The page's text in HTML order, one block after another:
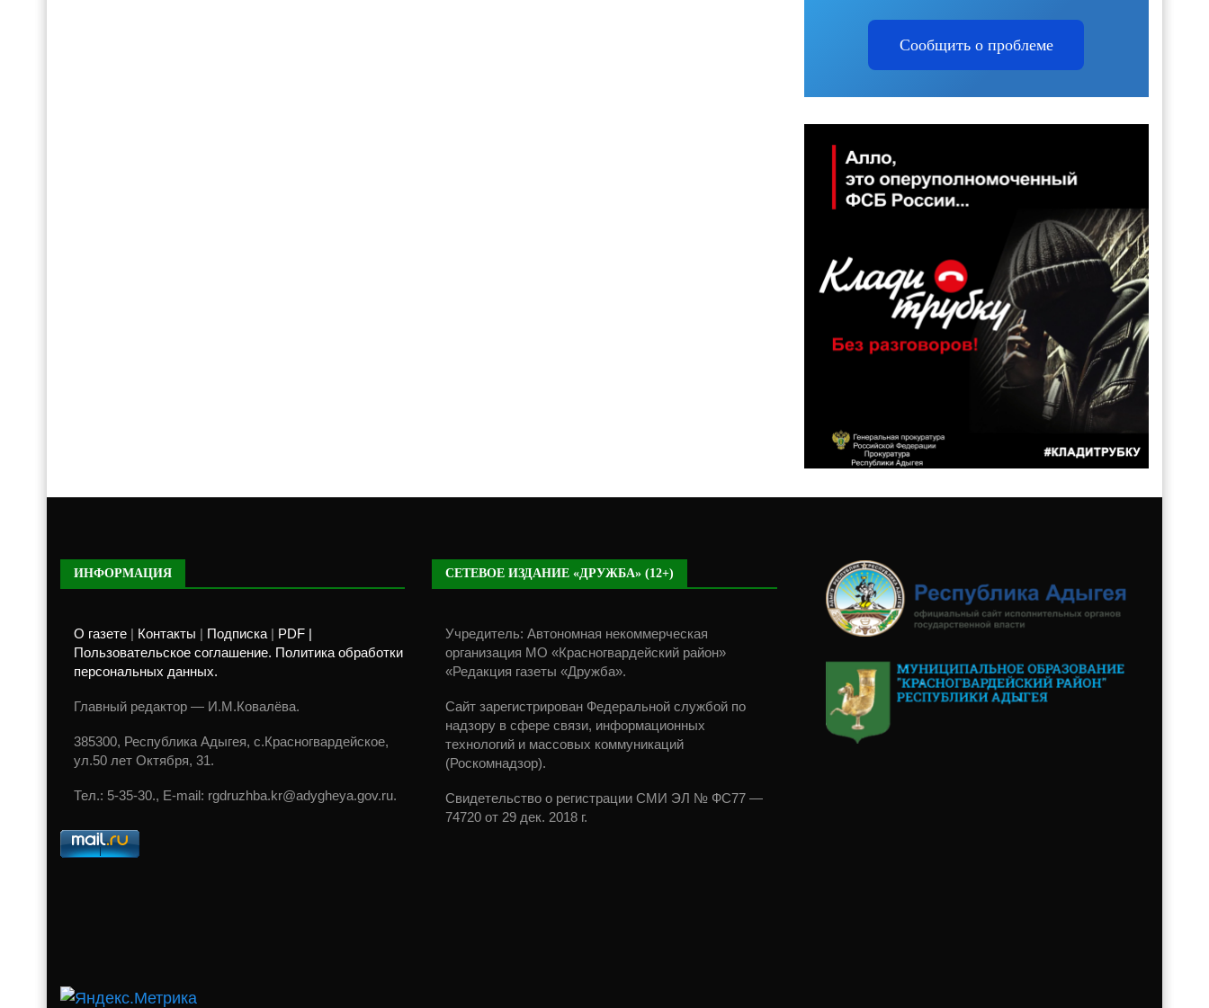
Сообщить о проблеме
ИНФОРМАЦИЯ
О газете Контакты Подписка
PDF |
Пользовательское соглашение. Политика обработки
персональных данных.
Главный редактор — И.М.Ковалёва.
385300, Республика Адыгея, с.Красногвардейское,
ул.50 лет Октября, 31.
Тел.: 5-35-30., E-mail: rgdruzhba.kr@adygheya.gov.ru.
СЕТЕВОЕ ИЗДАНИЕ «ДРУЖБА» (12+)
Учредитель: Автономная некоммерческая
организация МО «Красногвардейский район»
«Редакция газеты «Дружба».
Сайт зарегистрирован Федеральной службой по
надзору в сфере связи, информационных
технологий и массовых коммуникаций
(Роскомнадзор).
Свидетельство о регистрации СМИ ЭЛ № ФС77 —
74720 от 29 дек. 2018 г.